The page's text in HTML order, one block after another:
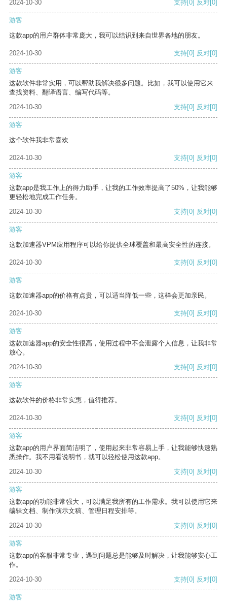
2024-10-30 支持 [0] 反对 [0]
游客
这款app的用户群体非常庞大，我可以结识到来自世界各地的朋友。
2024-10-30 支持[0] 反对[0]
游客
这款软件非常实用，可以帮助我解决很多问题。比如，我可以使用它来
查找资料、翻译语言、编写代码等。
2024-10-30
支持[0] 反对[0]
游客
这个软件我非常喜欢
2024-10-30 支持[0] 反对[0]
游客
这款app是我工作上的得力助手，让我的工作效率提高了50%，让我能够
更轻松地完成工作任务。
2024-10-30
支持[0] 反对[0]
游客
这款加速器VPM应用程序可以给你提供全球覆盖和最高安全性的连接。
2024-10-30 支持[0] 反对[0]
游客
这款加速器app的价格有点贵，可以适当降低一些，这样会更加亲民。
2024-10-30 支持[0] 反对[0]
游客
这款加速器app的安全性很高，使用过程中不会泄露个人信息，让我非常
放心。
2024-10-30
支持[0] 反对[0]
游客
这款软件的价格非常实惠，值得推荐。
2024-10-30 支持[0] 反对[0]
游客
这款app的用户界面简洁明了，使用起来非常容易上手，让我能够快速熟
悉操作。我不用看说明书，就可以轻松使用这款app。
2024-10-30
支持[0] 反对[0]
游客
这款app的功能非常强大，可以满足我所有的工作需求。我可以使用它来
编辑文档、制作演示文稿、管理日程安排等。
2024-10-30
支持[0] 反对[0]
游客
这款app的客服非常专业，遇到问题总是能够及时解决，让我能够安心工
作。
2024-10-30
支持[0] 反对[0]
游客